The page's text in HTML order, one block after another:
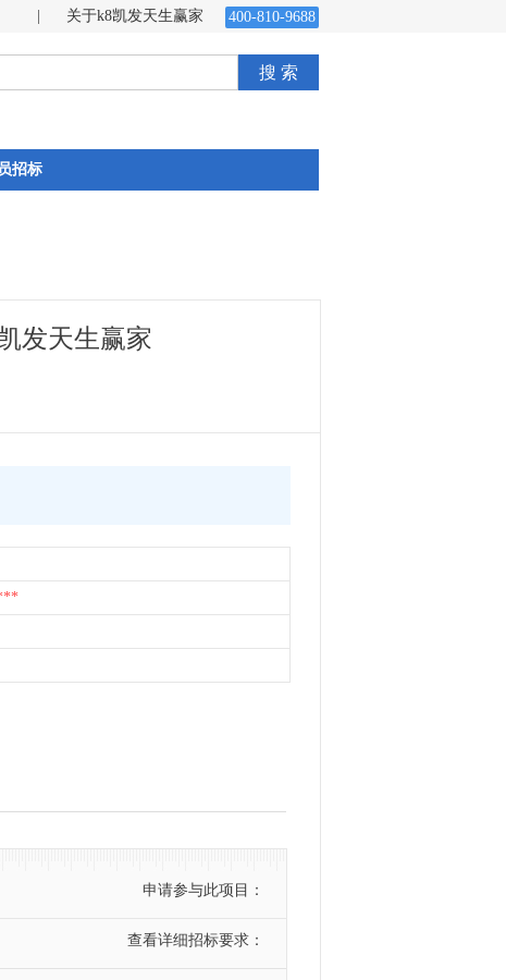
关于k8凯发天生赢家 400-810-9688
搜 索
招标
发天生赢家
申请参与此项目：
查看详细招标要求：